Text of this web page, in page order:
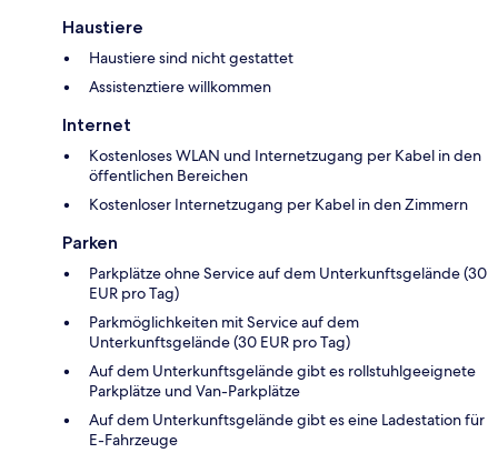
Haustiere
Haustiere sind nicht gestattet
Assistenztiere willkommen
Internet
Kostenloses WLAN und Internetzugang per Kabel in den
öffentlichen Bereichen
Kostenloser Internetzugang per Kabel in den Zimmern
Parken
Parkplätze ohne Service auf dem Unterkunftsgelände (30
EUR pro Tag)
Parkmöglichkeiten mit Service auf dem
Unterkunftsgelände (30 EUR pro Tag)
Auf dem Unterkunftsgelände gibt es rollstuhlgeeignete
Parkplätze und Van-Parkplätze
Auf dem Unterkunftsgelände gibt es eine Ladestation für
E-Fahrzeuge